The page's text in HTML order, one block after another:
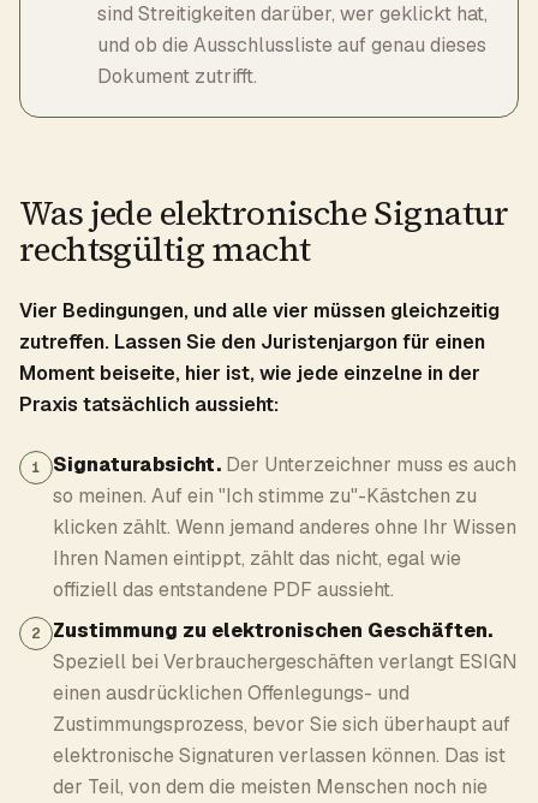
sind Streitigkeiten darüber, wer geklickt hat,
und ob die Ausschlussliste auf genau dieses
Dokument zutrifft.
Was jede elektronische Signatur
rechtsgültig macht
Vier Bedingungen, und alle vier müssen gleichzeitig
zutreffen. Lassen Sie den Juristenjargon für einen
Moment beiseite, hier ist, wie jede einzelne in der
Praxis tatsächlich aussieht:
1 Signaturabsicht. Der Unterzeichner muss es auch
so meinen. Auf ein "Ich stimme zu"-Kästchen zu
klicken zählt. Wenn jemand anderes ohne Ihr Wissen
Ihren Namen eintippt, zählt das nicht, egal wie
offiziell das entstandene PDF aussieht.
2
Zustimmung zu elektronischen Geschäften.
Speziell bei Verbrauchergeschäften verlangt ESIGN
einen ausdrücklichen Offenlegungs- und
Zustimmungsprozess, bevor Sie sich überhaupt auf
elektronische Signaturen verlassen können. Das ist
der Teil, von dem die meisten Menschen noch nie